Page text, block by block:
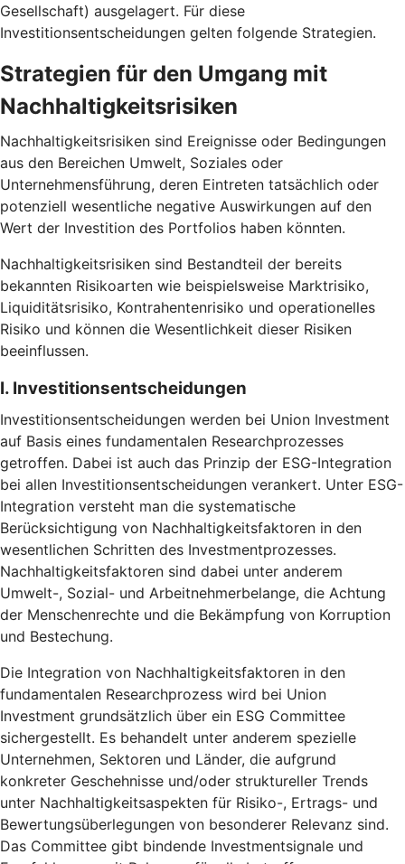
Gesellschaft) ausgelagert. Für diese
Investitionsentscheidungen gelten folgende Strategien.
Strategien für den Umgang mit
Nachhaltigkeitsrisiken
Nachhaltigkeitsrisiken sind Ereignisse oder Bedingungen
aus den Bereichen Umwelt, Soziales oder
Unternehmensführung, deren Eintreten tatsächlich oder
potenziell wesentliche negative Auswirkungen auf den
Wert der Investition des Portfolios haben könnten.
Nachhaltigkeitsrisiken sind Bestandteil der bereits
bekannten Risikoarten wie beispielsweise Marktrisiko,
Liquiditätsrisiko, Kontrahentenrisiko und operationelles
Risiko und können die Wesentlichkeit dieser Risiken
beeinflussen.
I. Investitionsentscheidungen
Investitionsentscheidungen werden bei Union Investment
auf Basis eines fundamentalen Researchprozesses
getroffen. Dabei ist auch das Prinzip der ESG-Integration
bei allen Investitionsentscheidungen verankert. Unter ESG-
Integration versteht man die systematische
Berücksichtigung von Nachhaltigkeitsfaktoren in den
wesentlichen Schritten des Investmentprozesses.
Nachhaltigkeitsfaktoren sind dabei unter anderem
Umwelt-, Sozial- und Arbeitnehmerbelange, die Achtung
der Menschenrechte und die Bekämpfung von Korruption
und Bestechung.
Die Integration von Nachhaltigkeitsfaktoren in den
fundamentalen Researchprozess wird bei Union
Investment grundsätzlich über ein ESG Committee
sichergestellt. Es behandelt unter anderem spezielle
Unternehmen, Sektoren und Länder, die aufgrund
konkreter Geschehnisse und/oder struktureller Trends
unter Nachhaltigkeitsaspekten für Risiko-, Ertrags- und
Bewertungsüberlegungen von besonderer Relevanz sind.
Das Committee gibt bindende Investmentsignale und